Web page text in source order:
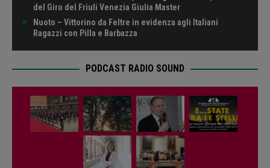
del Giro del Friuli Venezia Giulia Master
Nuoto – Vittorino da Feltre in evidenza agli Italiani
Ragazzi con Pilla e Barbazza
PODCAST RADIO SOUND